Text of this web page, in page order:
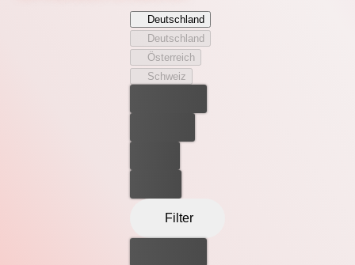
rast direkt auf Owens Bezirk zu - begleitet von seinen
Spießgesellen. Owens will ihn keinesfalls über die
Grenze lassen – auch wenn ihm nur ein kleines
Grüppchen von Laien und Chaoten zur Seite steht.
Deutschland
Deutschland
Österreich
Schweiz
Filter